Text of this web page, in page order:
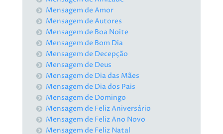
Mensagem de Amor
Mensagem de Autores
Mensagem de Boa Noite
Mensagem de Bom Dia
Mensagem de Decepção
Mensagem de Deus
Mensagem de Dia das Mães
Mensagem de Dia dos Pais
Mensagem de Domingo
Mensagem de Feliz Aniversário
Mensagem de Feliz Ano Novo
Mensagem de Feliz Natal